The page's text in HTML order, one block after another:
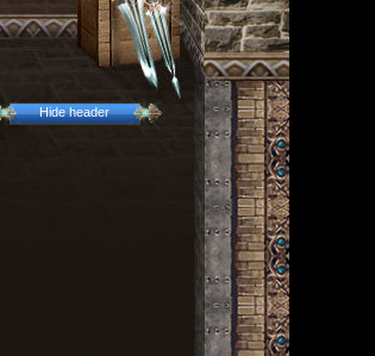
Hide header